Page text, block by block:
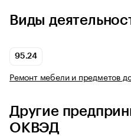
Виды
95.24
Ремонт мебели и предметов
Другие
ОКВЭД